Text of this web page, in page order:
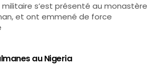
militaire s’est présenté au monastère
et ont emmené de force
au Nigeria